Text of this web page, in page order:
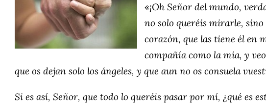
«¡Oh Señor del mundo,
no solo queréis mirarle, sino
corazón, que las tiene él en
compañía como la mía, y
que os dejan solo los ángeles, y que aun no os consuela
Si es así, Señor, que todo lo queréis pasar por mí, ¿qué es